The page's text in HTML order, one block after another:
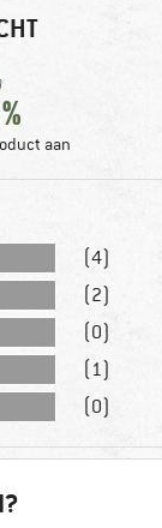
aan
(4)
(2)
(0)
(1)
(0)